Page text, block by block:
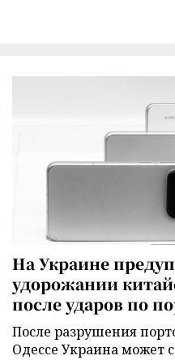
На Украине
удорожании
после ударов по
После разрушения
Одессе Украина может